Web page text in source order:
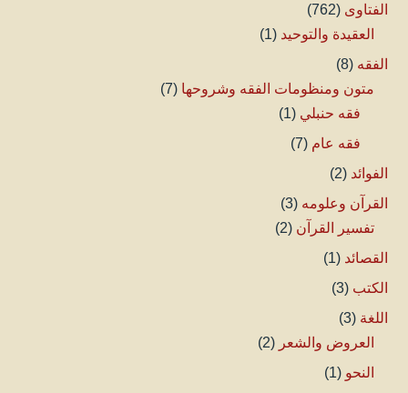
الفتاوى (762)
العقيدة والتوحيد (1)
الفقه (8)
متون ومنظومات الفقه وشروحها (7)
فقه حنبلي (1)
فقه عام (7)
الفوائد (2)
القرآن وعلومه (3)
تفسير القرآن (2)
القصائد (1)
الكتب (3)
اللغة (3)
العروض والشعر (2)
النحو (1)